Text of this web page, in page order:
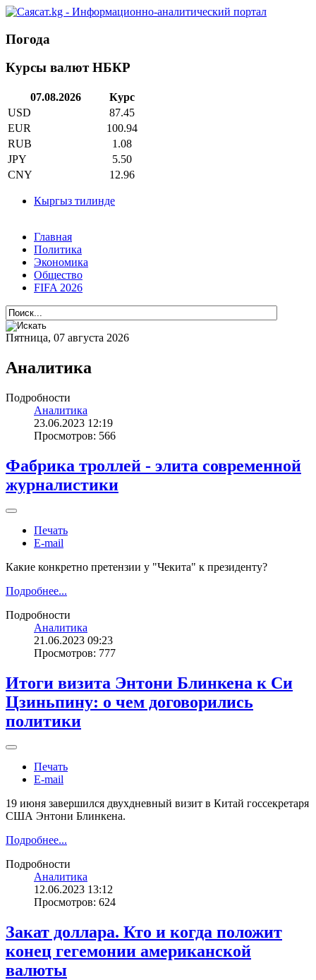
Погода
Курсы валют НБКР
07.08.2026
Курс
USD
87.45
EUR
100.94
RUB
1.08
JPY
5.50
CNY
12.96
Кыргыз тилинде
Главная
Политика
Экономика
Общество
FIFA 2026
Пятница, 07 августа 2026
Аналитика
Подробности
Аналитика
23.06.2023 12:19
Просмотров: 566
Фабрика троллей - элита современной
журналистики
Печать
E-mail
Какие конкретно претензии у "Чекита" к президенту?
Подробнее...
Подробности
Аналитика
21.06.2023 09:23
Просмотров: 777
Итоги визита Энтони Блинкена к Си
Цзиньпину: о чем договорились
политики
Печать
E-mail
19 июня завершился двухдневный визит в Китай госсекретаря
США Энтони Блинкена.
Подробнее...
Подробности
Аналитика
12.06.2023 13:12
Просмотров: 624
Закат доллара. Кто и когда положит
конец гегемонии американской
валюты